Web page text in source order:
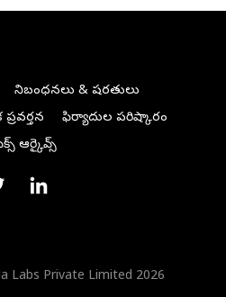
నిబంధనలు & షరతులు
ఫిర్యాదుల పరిష్కారం
ఆర్కైవ్స్
Labs Private Limited 2026